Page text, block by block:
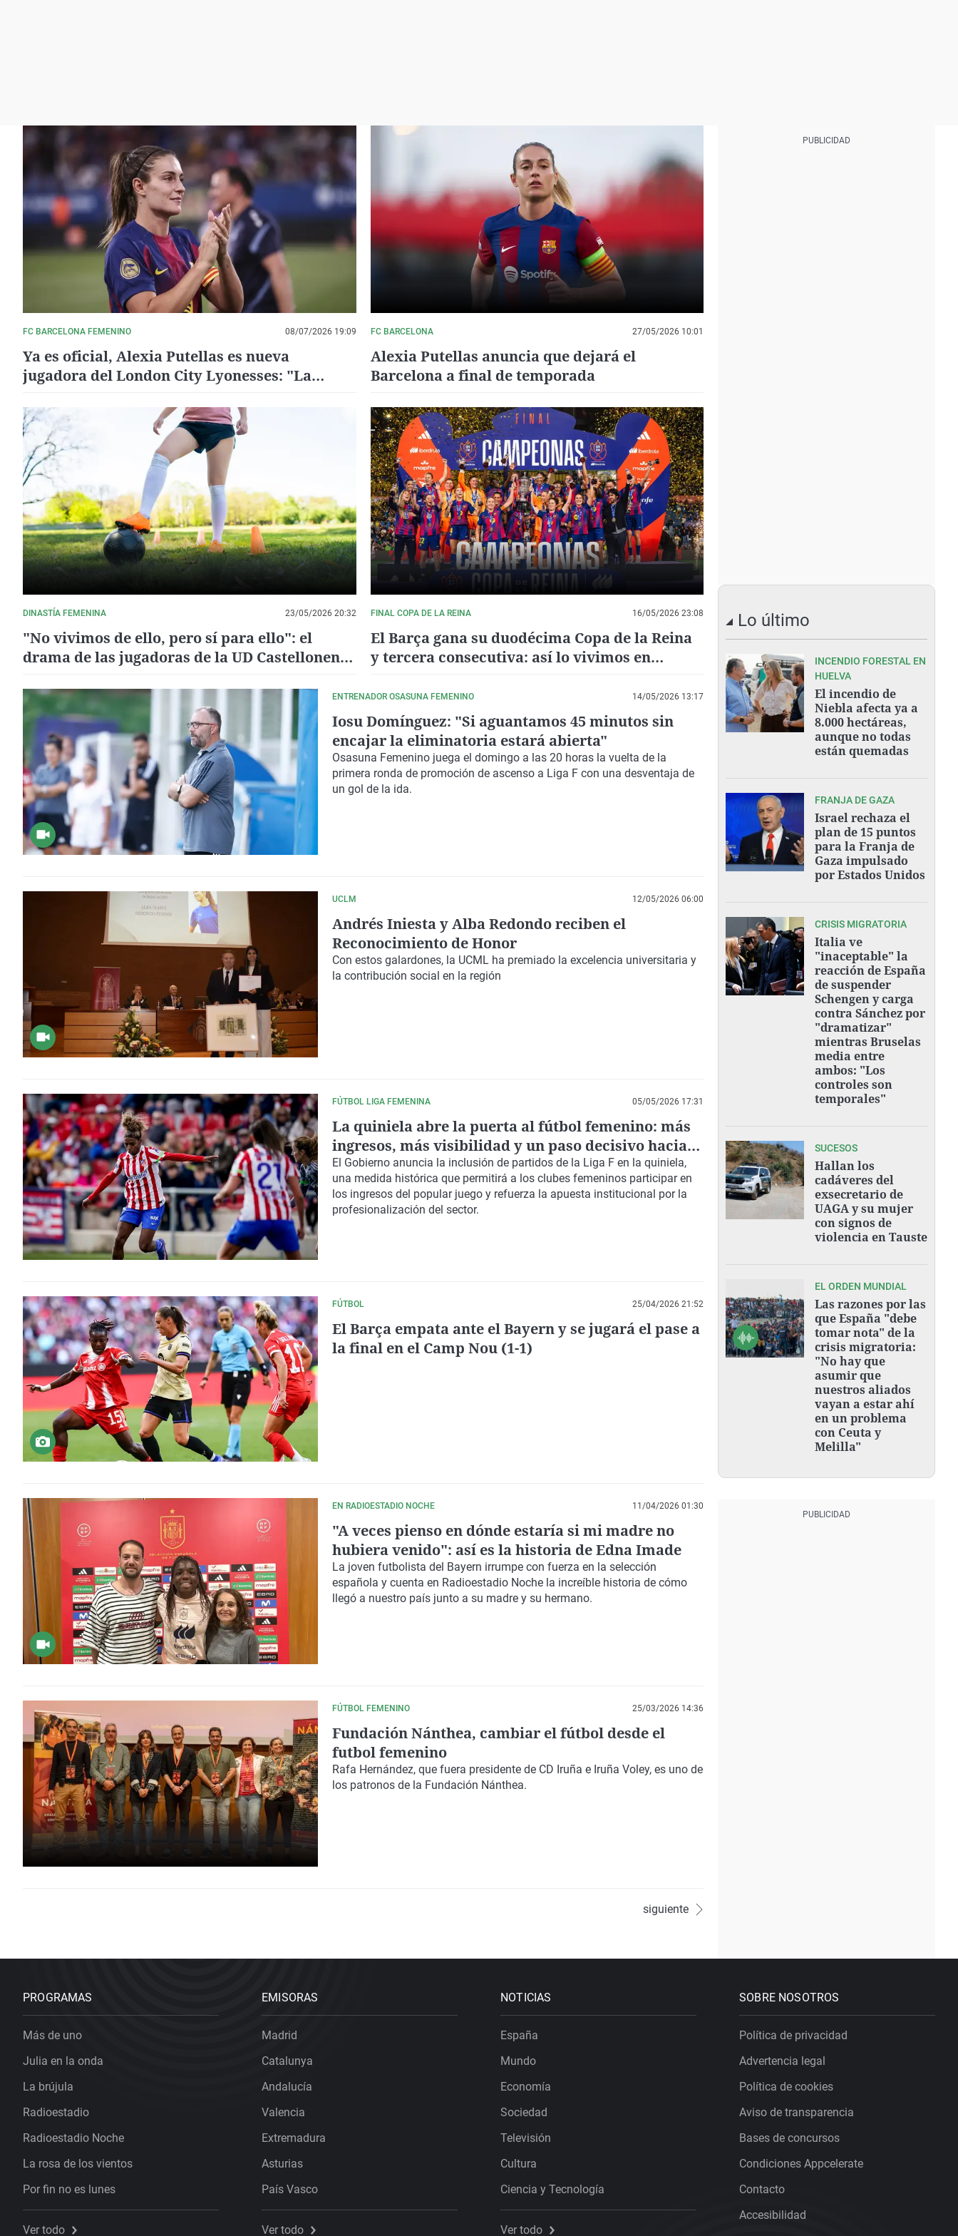
FC BARCELONA FEMENINO 08/07/2026 19:09
Ya es oficial, Alexia Putellas es nueva
jugadora del London City Lyonesses: "La
conmigo"
FC BARCELONA 27/05/2026 10:01
Alexia Putellas anuncia que dejará el
Barcelona a final de temporada
DINASTÍA FEMENINA 23/05/2026 20:32
"No vivimos de ello, pero sí para ello": el
drama de las jugadoras de la UD Castellonense
trayectoria
FINAL COPA DE LA REINA 16/05/2026 23:08
El Barça gana su duodécima Copa de la Reina
y tercera consecutiva: así lo vivimos en
ENTRENADOR OSASUNA FEMENINO 14/05/2026 13:17
Iosu Domínguez: "Si aguantamos 45 minutos sin
encajar la eliminatoria estará abierta"
Osasuna Femenino juega el domingo a las 20 horas la vuelta de la
primera ronda de promoción de ascenso a Liga F con una desventaja de
un gol de la ida.
UCLM 12/05/2026 06:00
Andrés Iniesta y Alba Redondo reciben el
Reconocimiento de Honor
Con estos galardones, la UCML ha premiado la excelencia universitaria y
la contribución social en la región
FÚTBOL LIGA FEMENINA 05/05/2026 17:31
La quiniela abre la puerta al fútbol femenino: más
ingresos, más visibilidad y un paso decisivo hacia
la igualdad
El Gobierno anuncia la inclusión de partidos de la Liga F en la quiniela,
una medida histórica que permitirá a los clubes femeninos participar en
los ingresos del popular juego y refuerza la apuesta institucional por la
profesionalización del sector.
FÚTBOL 25/04/2026 21:52
El Barça empata ante el Bayern y se jugará el pase a
la final en el Camp Nou (1-1)
EN RADIOESTADIO NOCHE 11/04/2026 01:30
"A veces pienso en dónde estaría si mi madre no
hubiera venido": así es la historia de Edna Imade
La joven futbolista del Bayern irrumpe con fuerza en la selección
española y cuenta en Radioestadio Noche la increíble historia de cómo
llegó a nuestro país junto a su madre y su hermano.
FÚTBOL FEMENINO 25/03/2026 14:36
Fundación Nánthea, cambiar el fútbol desde el
futbol femenino
Rafa Hernández, que fuera presidente de CD Iruña e Iruña Voley, es uno de
los patronos de la Fundación Nánthea.
siguiente
Lo último
INCENDIO FORESTAL EN
HUELVA
El incendio de
Niebla afecta ya a
8.000 hectáreas,
aunque no todas
están quemadas
FRANJA DE GAZA
Israel rechaza el
plan de 15 puntos
para la Franja de
Gaza impulsado
por Estados Unidos
CRISIS MIGRATORIA
Italia ve
"inaceptable" la
reacción de España
de suspender
Schengen y carga
contra Sánchez por
"dramatizar"
mientras Bruselas
media entre
ambos: "Los
controles son
temporales"
SUCESOS
Hallan los
cadáveres del
exsecretario de
UAGA y su mujer
con signos de
violencia en Tauste
EL ORDEN MUNDIAL
Las razones por las
que España "debe
tomar nota" de la
crisis migratoria:
"No hay que
asumir que
nuestros aliados
vayan a estar ahí
en un problema
con Ceuta y
Melilla"
PROGRAMAS
Más de uno
Julia en la onda
La brújula
Radioestadio
Radioestadio Noche
La rosa de los vientos
Por fin no es lunes
Ver todo
EMISORAS
Madrid
Catalunya
Andalucía
Valencia
Extremadura
Asturias
País Vasco
Ver todo
NOTICIAS
España
Mundo
Economía
Sociedad
Televisión
Cultura
Ciencia y Tecnología
Ver todo
SOBRE NOSOTROS
Política de privacidad
Advertencia legal
Política de cookies
Aviso de transparencia
Bases de concursos
Condiciones Appcelerate
Contacto
Accesibilidad